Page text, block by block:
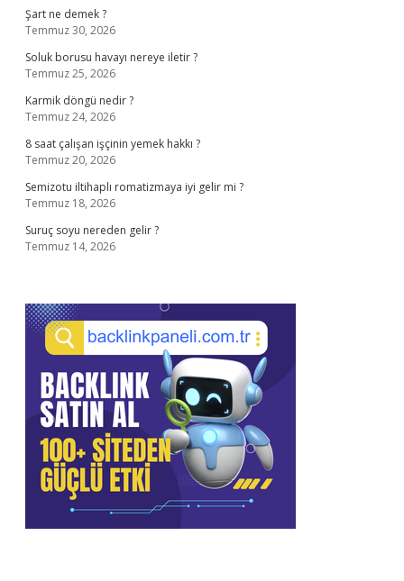
Şart ne demek ?
Temmuz 30, 2026
Soluk borusu havayı nereye iletir ?
Temmuz 25, 2026
Karmik döngü nedir ?
Temmuz 24, 2026
8 saat çalışan işçinin yemek hakkı ?
Temmuz 20, 2026
Semizotu iltihaplı romatizmaya iyi gelir mi ?
Temmuz 18, 2026
Suruç soyu nereden gelir ?
Temmuz 14, 2026